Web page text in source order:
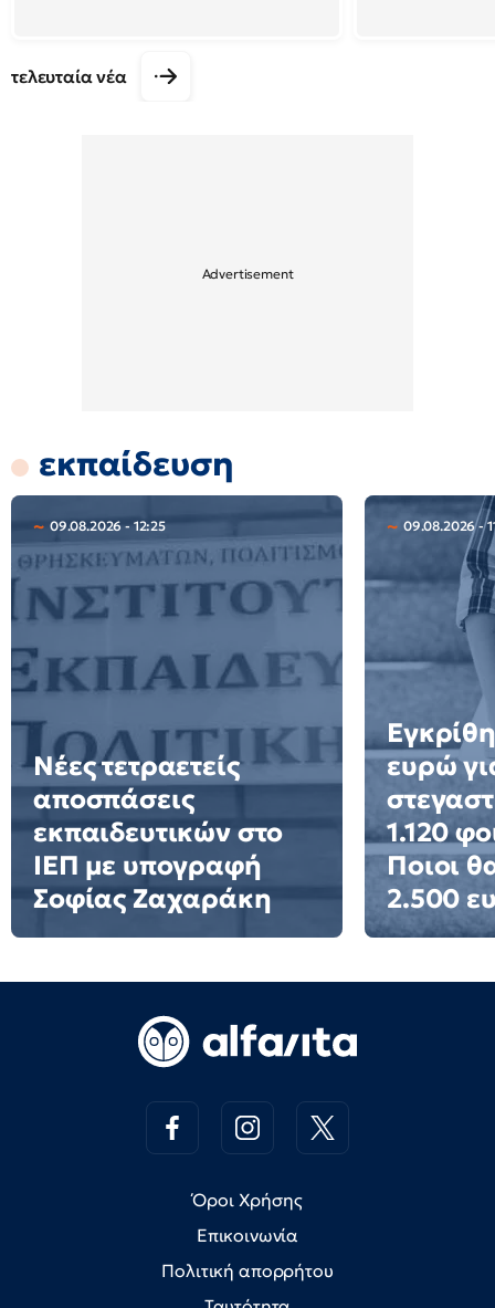
τελευταία νέα
εκπαίδευση
09.08.2026 - 12:25
Νέες τετραετείς
αποσπάσεις
εκπαιδευτικών στο
ΙΕΠ με υπογραφή
Σοφίας Ζαχαράκη
09.08.2026 -
ευρώ
1.120
Ποιοι
2.500
Όροι Χρήσης
Επικοινωνία
Πολιτική απορρήτου